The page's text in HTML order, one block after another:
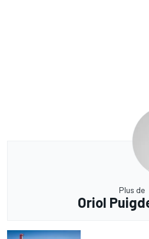
Plus de
Oriol